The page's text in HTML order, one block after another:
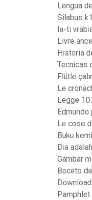
Lengua
Silabus
Ia-ti
Livre
Historia
Tecnicas
Flütle
Le
Legge
Le cose
Buku
Dia
Gambar
Boceto